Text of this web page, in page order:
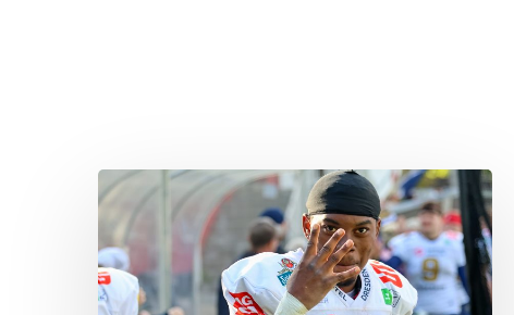
Tofumni
Lala:
„Wir
wollen